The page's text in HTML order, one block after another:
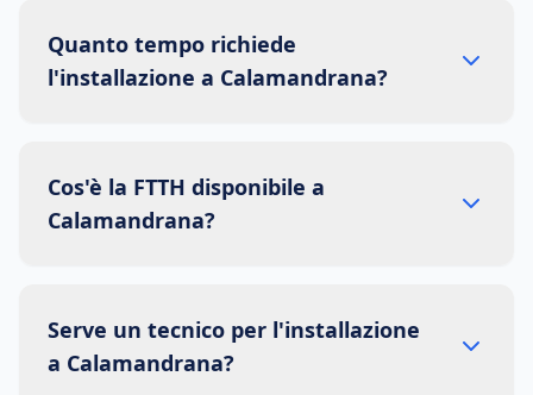
Quanto tempo richiede
l'installazione a Calamandrana?
Cos'è la FTTH disponibile a
Calamandrana?
Serve un tecnico per l'installazione
a Calamandrana?